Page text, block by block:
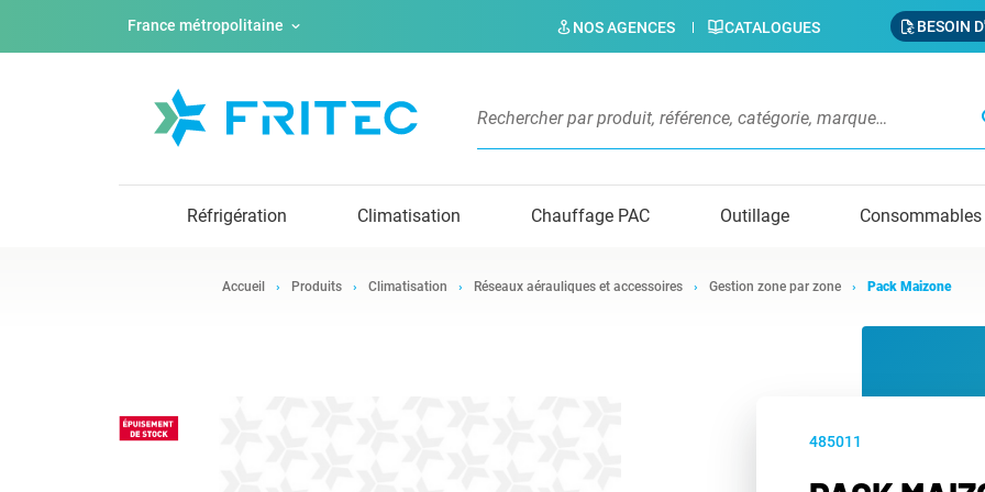
France métropolitaine NOS AGENCES CATALOGUES BESOIN
Réfrigération Climatisation Chauffage PAC Outillage Consommables
Accueil Produits Climatisation Réseaux aérauliques et accessoires Gestion zone par zone Pack Maizone
485011